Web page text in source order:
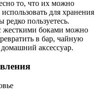
то, что их можно
для хранения
пользуетесь.
жесткими боками можно
в бар, чайную
аксессуар.